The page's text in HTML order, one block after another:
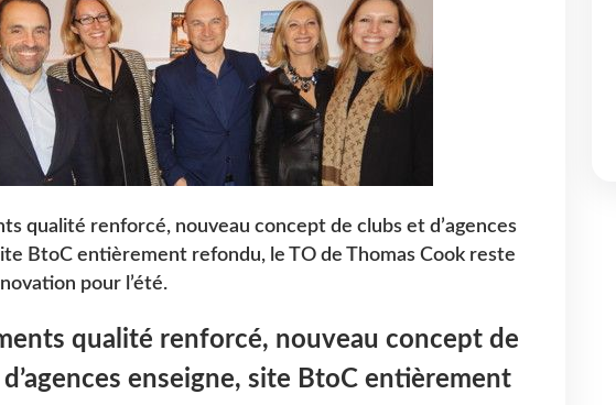
qualité renforcé, nouveau concept de clubs et d’agences
BtoC entièrement refondu, le TO de Thomas Cook reste
pour l’été.
qualité renforcé, nouveau concept de
enseigne, site BtoC entièrement